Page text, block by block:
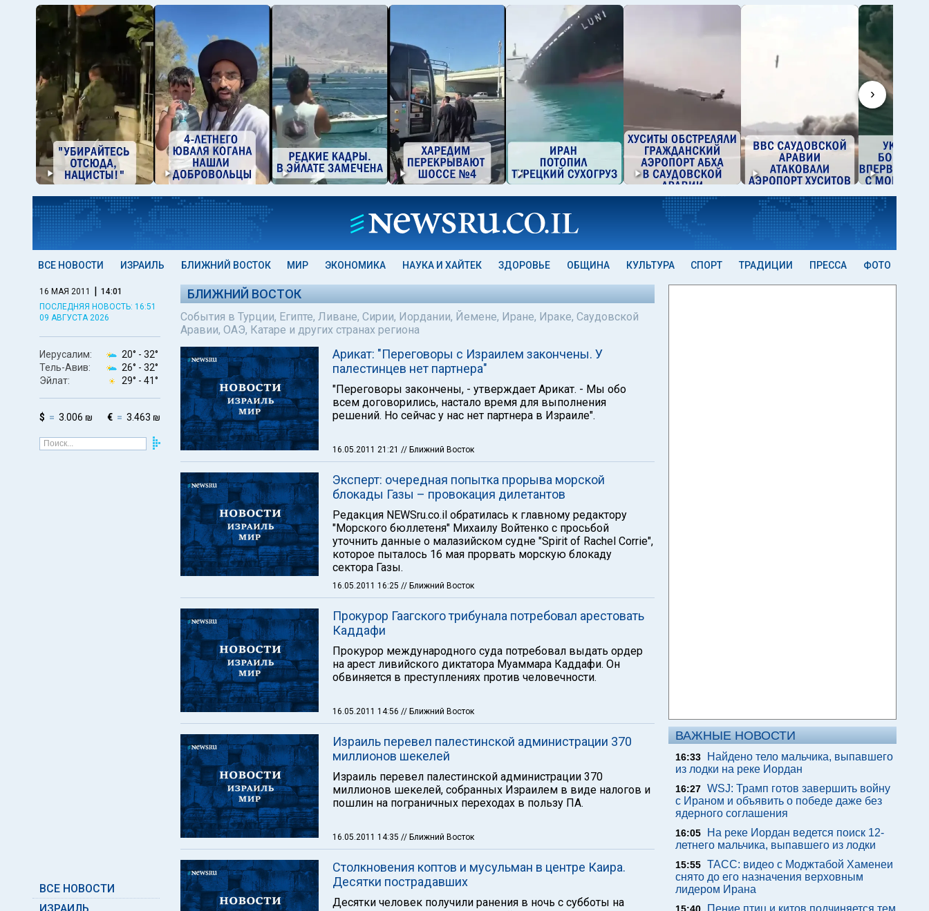
›
ВСЕ НОВОСТИ ИЗРАИЛЬ БЛИЖНИЙ ВОСТОК МИР ЭКОНОМИКА НАУКА И ХАЙТЕК ЗДОРОВЬЕ ОБЩИНА КУЛЬТУРА СПОРТ ТРАДИЦИИ ПРЕССА ФОТО
16 МАЯ 2011 | 14:01
ПОСЛЕДНЯЯ НОВОСТЬ: 16:51
09 АВГУСТА 2026
Иерусалим: 20° - 32°
Тель-Авив:
26° - 32°
Эйлат:
29° - 41°
$ 3.006 ₪ € 3.463 ₪
ВСЕ НОВОСТИ
ИЗРАИЛЬ
БЛИЖНИЙ ВОСТОК
События в Турции, Египте, Ливане, Сирии, Иордании, Йемене, Иране, Ираке, Саудовской
Аравии, ОАЭ, Катаре и других странах региона
Арикат: "Переговоры с Израилем закончены. У
палестинцев нет партнера"
"Переговоры закончены, - утверждает Арикат. - Мы обо
всем договорились, настало время для выполнения
решений. Но сейчас у нас нет партнера в Израиле".
16.05.2011 21:21 // Ближний Восток
Эксперт: очередная попытка прорыва морской
блокады Газы – провокация дилетантов
Редакция NEWSru.co.il обратилась к главному редактору
"Морского бюллетеня" Михаилу Войтенко с просьбой
уточнить данные о малазийском судне "Spirit of Rachel Corrie",
которое пыталось 16 мая прорвать морскую блокаду
сектора Газы.
16.05.2011 16:25 // Ближний Восток
Прокурор Гаагского трибунала потребовал арестовать
Каддафи
Прокурор международного суда потребовал выдать ордер
на арест ливийского диктатора Муаммара Каддафи. Он
обвиняется в преступлениях против человечности.
16.05.2011 14:56 // Ближний Восток
Израиль перевел палестинской администрации 370
миллионов шекелей
Израиль перевел палестинской администрации 370
миллионов шекелей, собранных Израилем в виде налогов и
пошлин на пограничных переходах в пользу ПА.
16.05.2011 14:35 // Ближний Восток
Столкновения коптов и мусульман в центре Каира.
Десятки пострадавших
Десятки человек получили ранения в ночь с субботы на
ВАЖНЫЕ НОВОСТИ
16:33
Найдено тело мальчика, выпавшего
из лодки на реке Иордан
16:27 WSJ: Трамп готов завершить войну
с Ираном и объявить о победе даже без
ядерного соглашения
16:05
На реке Иордан ведется поиск 12-
летнего мальчика, выпавшего из лодки
15:55 ТАСС: видео с Моджтабой Хаменеи
снято до его назначения верховным
лидером Ирана
Пение птиц и китов подчиняется тем